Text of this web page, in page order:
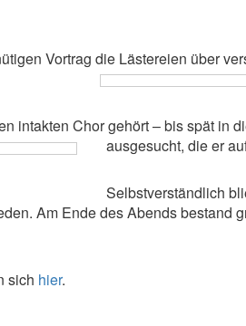
Vortrag die Lästereien über
intakten Chor gehört – bis spät in
ausgesucht, die er
Selbstverständlich
Am Ende des Abends
sich hier.